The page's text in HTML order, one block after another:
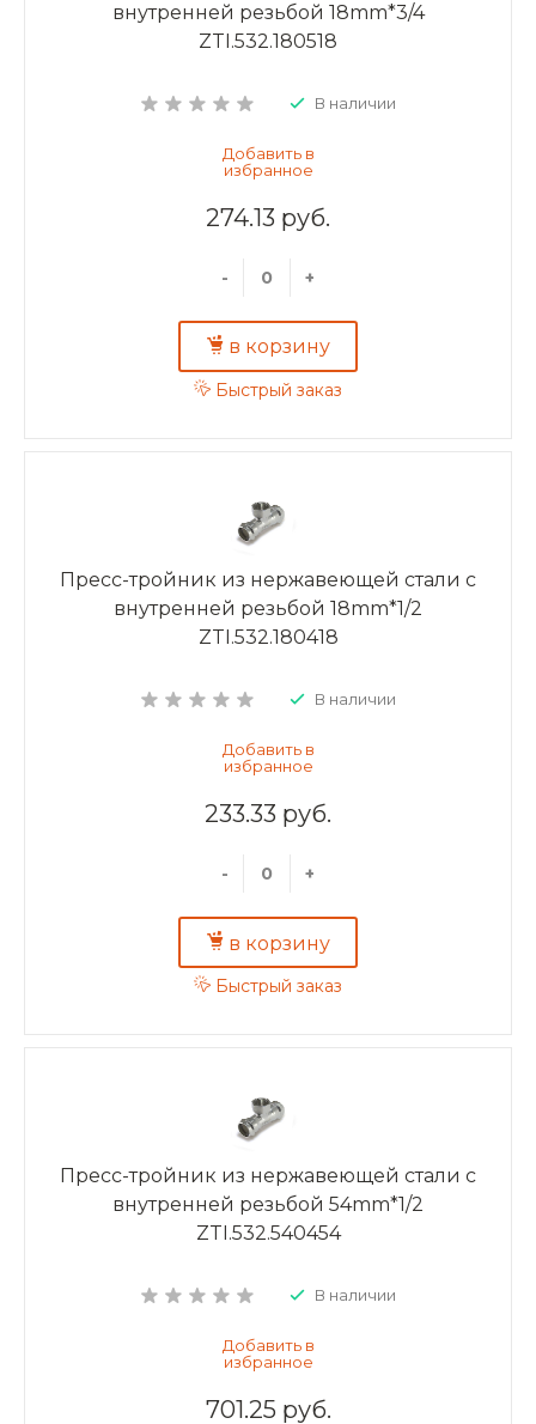
внутренней резьбой 18mm*3/4
ZTI.532.180518
В наличии
274.13 руб.
- +
в корзину
Быстрый заказ
Пресс-тройник из нержавеющей стали с
внутренней резьбой 18mm*1/2
ZTI.532.180418
В наличии
233.33 руб.
- +
в корзину
Быстрый заказ
Пресс-тройник из нержавеющей стали с
внутренней резьбой 54mm*1/2
ZTI.532.540454
В наличии
701.25 руб.